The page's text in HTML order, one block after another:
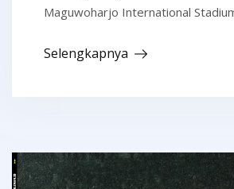
Maguwoharjo International
Selengkapnya